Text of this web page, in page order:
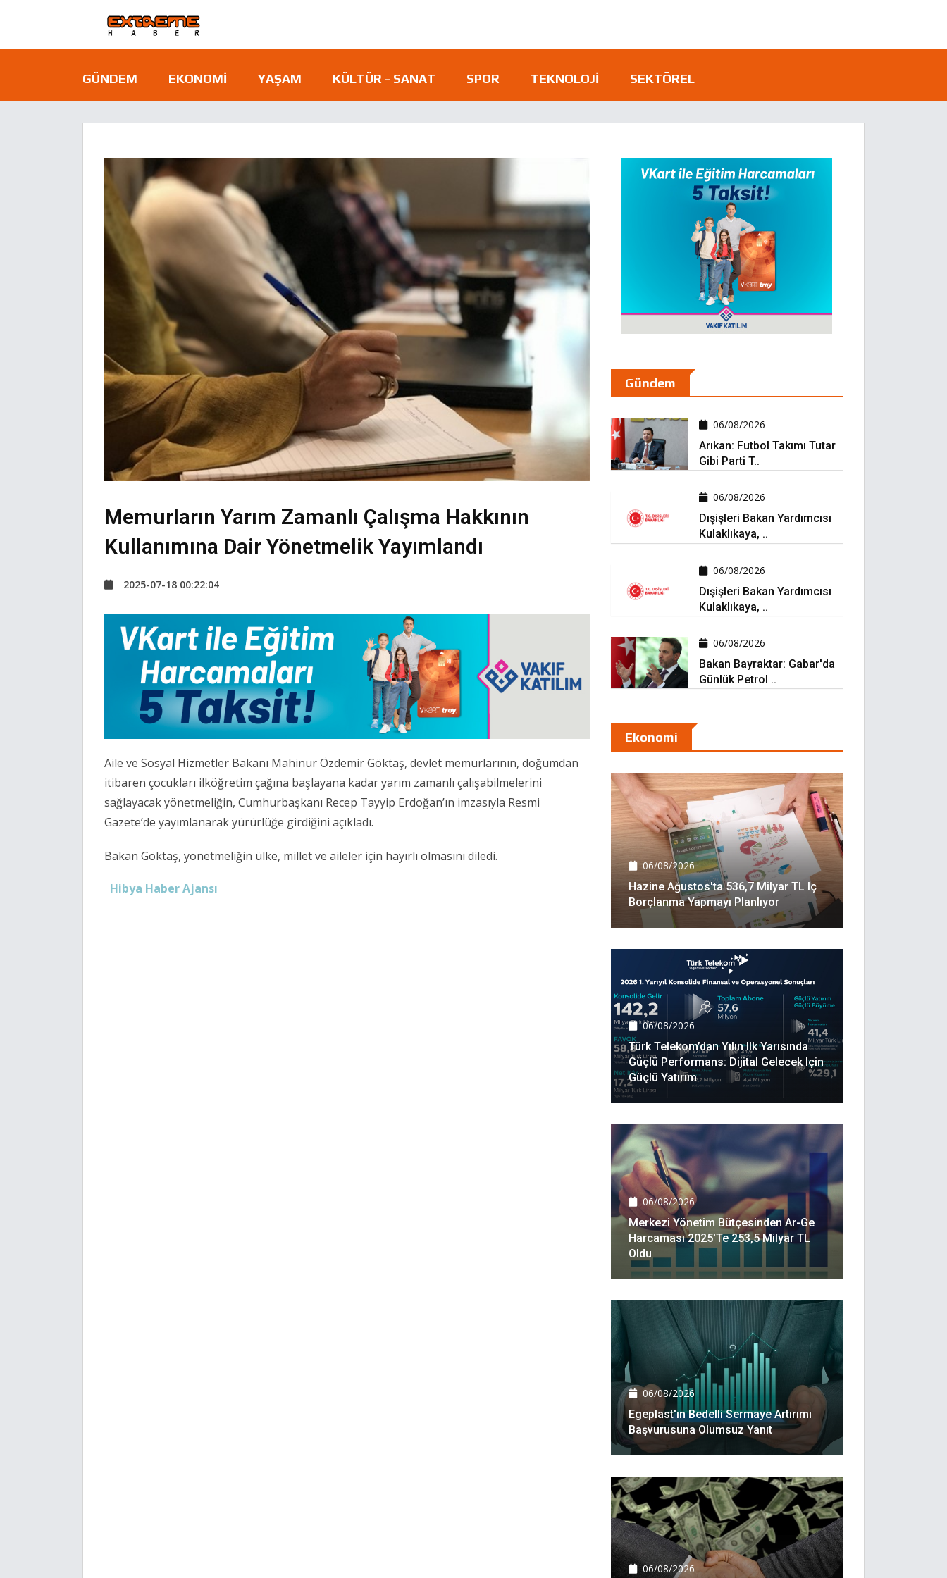
GÜNDEM EKONOMI YAŞAM KÜLTÜR - SANAT SPOR TEKNOLOJI SEKTÖREL
Memurların Yarım Zamanlı Çalışma Hakkının
Kullanımına Dair Yönetmelik Yayımlandı
2025-07-18 00:22:04
Aile ve Sosyal Hizmetler Bakanı Mahinur Özdemir Göktaş, devlet memurlarının, doğumdan
itibaren çocukları ilköğretim çağına başlayana kadar yarım zamanlı çalışabilmelerini
sağlayacak yönetmeliğin, Cumhurbaşkanı Recep Tayyip Erdoğan’ın imzasıyla Resmi
Gazete’de yayımlanarak yürürlüğe girdiğini açıkladı.
Bakan Göktaş, yönetmeliğin ülke, millet ve aileler için hayırlı olmasını diledi.
Hibya Haber Ajansı
Gündem
06/08/2026
Arıkan: Futbol Takımı Tutar
Gibi Parti T..
06/08/2026
Dışişleri Bakan Yardımcısı
Kulaklıkaya, ..
06/08/2026
Dışişleri Bakan Yardımcısı
Kulaklıkaya, ..
06/08/2026
Bakan Bayraktar: Gabar'da
Günlük Petrol ..
Ekonomi
06/08/2026
Hazine Ağustos'ta 536,7 Milyar TL Iç
Borçlanma Yapmayı Planlıyor
06/08/2026
Türk Telekom’dan Yılın Ilk Yarısında
Güçlü Performans: Dijital Gelecek Için
Güçlü Yatırım
06/08/2026
Merkezi Yönetim Bütçesinden Ar-Ge
Harcaması 2025'te 253,5 Milyar TL
Oldu
06/08/2026
Egeplast'ın Bedelli Sermaye Artırımı
Başvurusuna Olumsuz Yanıt
06/08/2026